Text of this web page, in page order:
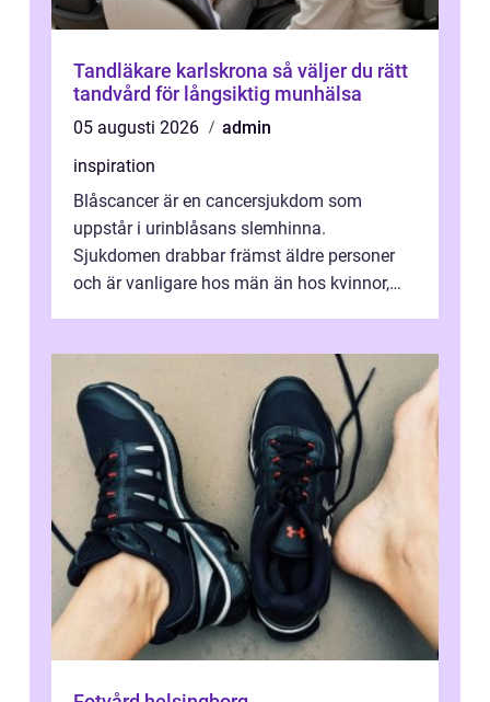
Tandläkare karlskrona så väljer du rätt
tandvård för långsiktig munhälsa
05 augusti 2026
admin
inspiration
Blåscancer är en cancersjukdom som
uppstår i urinblåsans slemhinna.
Sjukdomen drabbar främst äldre personer
och är vanligare hos män än hos kvinnor,